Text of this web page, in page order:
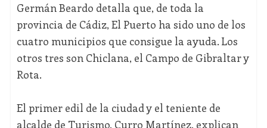
Germán Beardo detalla que, de toda la
provincia de Cádiz, El Puerto ha sido uno de los
cuatro municipios que consigue la ayuda. Los
otros tres son Chiclana, el Campo de Gibraltar y
Rota.
El primer edil de la ciudad y el teniente de
alcalde de Turismo, Curro Martínez, explican